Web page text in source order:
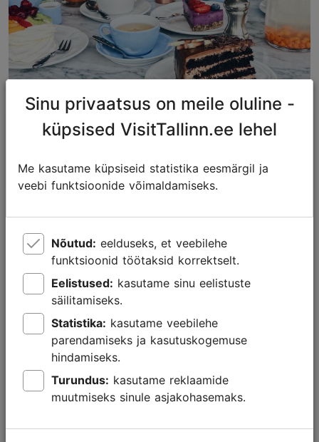
Tallinna kohvikud
Söök ja jook
Sinu privaatsus on meile oluline -
küpsised VisitTallinn.ee lehel
Me kasutame küpsiseid statistika eesmärgil ja
veebi funktsioonide võimaldamiseks.
Nõutud:
funktsioonid töötaksid korrektselt.
Eelistused:
säilitamiseks.
Statistika:
parendamiseks ja kasutuskogemuse
hindamiseks.
Turundus:
muutmiseks sinule asjakohasemaks.